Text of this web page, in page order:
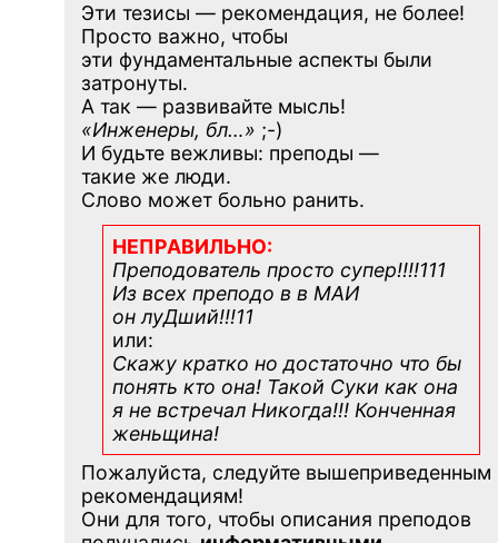
Эти тезисы — рекомендация, не более!
Просто важно, чтобы
эти фундаментальные аспекты были
затронуты.
А так — развивайте мысль!
«Инженеры, бл…» ;-)
И будьте вежливы: преподы —
такие же люди.
Слово может больно ранить.
НЕПРАВИЛЬНО:
Преподователь просто супер!!!!111
Из всех преподо в в МАИ
он луДший!!!11
или:
Скажу кратко но достаточно что бы
понять кто она! Такой Суки как она
я не встречал Никогда!!! Конченная
женьщина!
Пожалуйста, следуйте вышеприведенным
рекомендациям!
Они для того, чтобы описания преподов